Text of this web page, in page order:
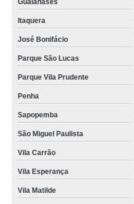
Guaianases
Itaquera
José Bonifácio
Parque São Lucas
Parque Vila Prudente
Penha
Sapopemba
São Miguel Paulista
Vila Carrão
Vila Esperança
Vila Matilde